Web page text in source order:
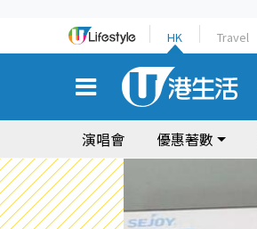
HK Travel
演唱會 優惠著數